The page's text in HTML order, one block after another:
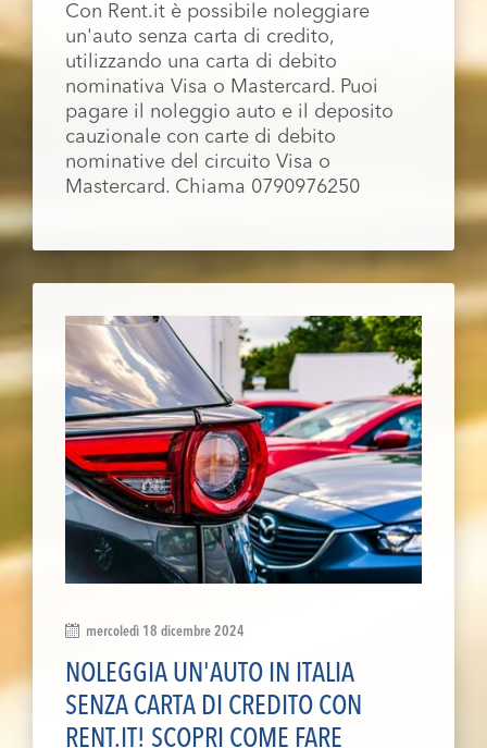
Con Rent.it è possibile noleggiare
un'auto senza carta di credito,
utilizzando una carta di debito
nominativa Visa o Mastercard. Puoi
pagare il noleggio auto e il deposito
cauzionale con carte di debito
nominative del circuito Visa o
Mastercard. Chiama 0790976250
mercoledì 18 dicembre 2024
NOLEGGIA UN'AUTO IN ITALIA
SENZA CARTA DI CREDITO CON
RENT.IT! SCOPRI COME FARE